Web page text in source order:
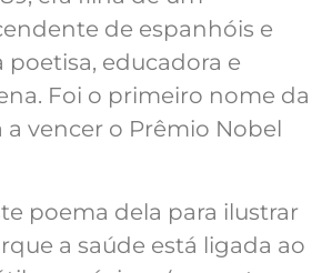
de espanhóis e
poetisa, educadora e
Foi o primeiro nome da
vencer o Prêmio Nobel
poema dela para ilustrar
a saúde está ligada ao